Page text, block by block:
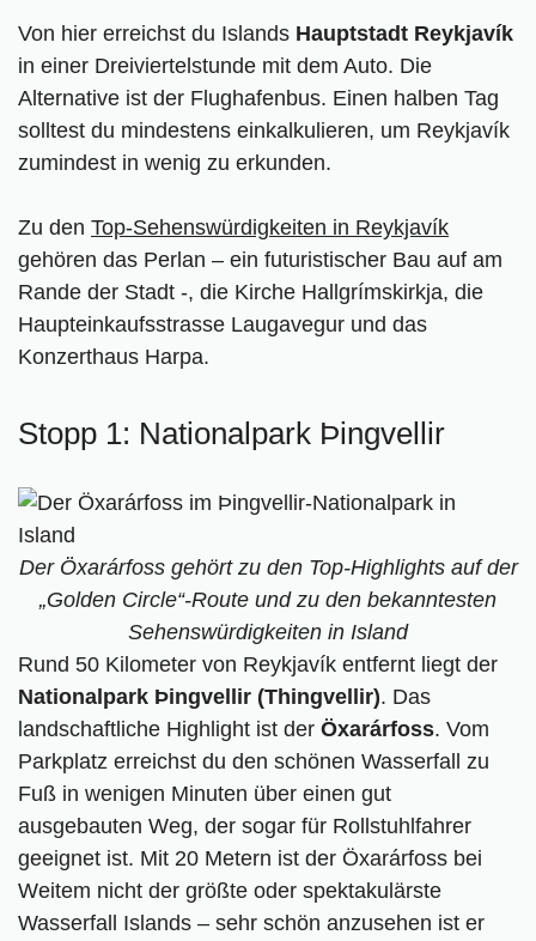
Von hier erreichst du Islands Hauptstadt Reykjavík
in einer Dreiviertelstunde mit dem Auto. Die
Alternative ist der Flughafenbus. Einen halben Tag
solltest du mindestens einkalkulieren, um Reykjavík
zumindest in wenig zu erkunden.
Zu den Top-Sehenswürdigkeiten in Reykjavík
gehören das Perlan – ein futuristischer Bau auf am
Rande der Stadt -, die Kirche Hallgrímskirkja, die
Haupteinkaufsstrasse Laugavegur und das
Konzerthaus Harpa.
Stopp 1: Nationalpark Þingvellir
Der Öxarárfoss gehört zu den Top-Highlights auf der
„Golden Circle“-Route und zu den bekanntesten
Sehenswürdigkeiten in Island
Rund 50 Kilometer von Reykjavík entfernt liegt der
Nationalpark Þingvellir (Thingvellir). Das
landschaftliche Highlight ist der Öxarárfoss. Vom
Parkplatz erreichst du den schönen Wasserfall zu
Fuß in wenigen Minuten über einen gut
ausgebauten Weg, der sogar für Rollstuhlfahrer
geeignet ist. Mit 20 Metern ist der Öxarárfoss bei
Weitem nicht der größte oder spektakulärste
Wasserfall Islands – sehr schön anzusehen ist er